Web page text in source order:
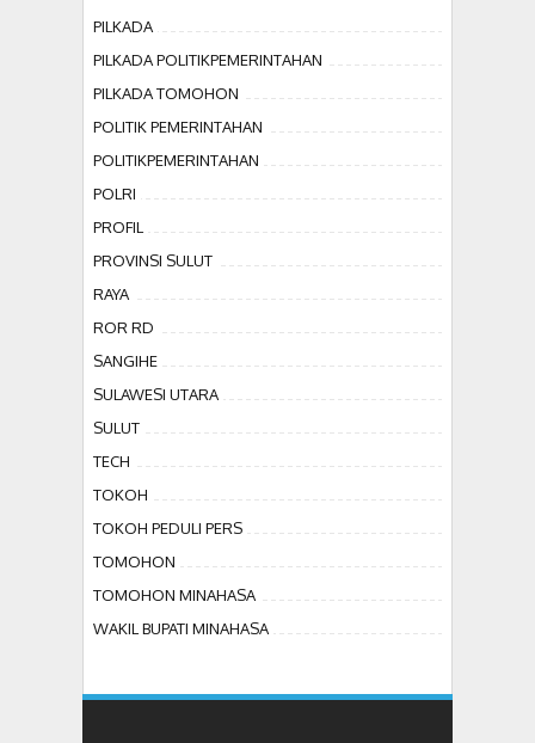
PILKADA
PILKADA POLITIKPEMERINTAHAN
PILKADA TOMOHON
POLITIK PEMERINTAHAN
POLITIKPEMERINTAHAN
POLRI
PROFIL
PROVINSI SULUT
RAYA
ROR RD
SANGIHE
SULAWESI UTARA
SULUT
TECH
TOKOH
TOKOH PEDULI PERS
TOMOHON
TOMOHON MINAHASA
WAKIL BUPATI MINAHASA